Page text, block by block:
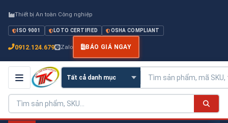
Thiết bị An toàn Công nghiệp
ISO 9001 LOTO CERTIFIED OSHA COMPLIANT
0912.124.679 Zalo BÁO GIÁ NGAY